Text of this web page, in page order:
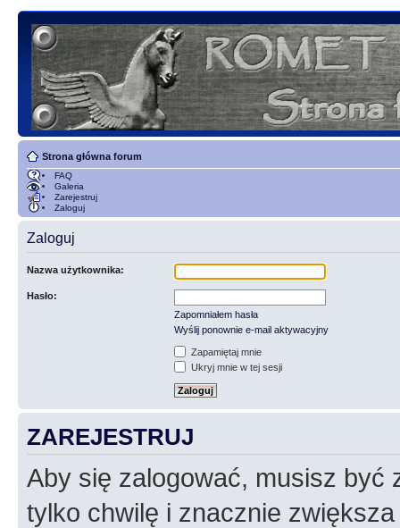
Strona główna forum
FAQ
Galeria
Zarejestruj
Zaloguj
Zaloguj
Nazwa użytkownika:
Hasło:
Zapomniałem hasła
Wyślij ponownie e-mail aktywacyjny
Zapamiętaj mnie
Ukryj mnie w tej sesji
ZAREJESTRUJ
Aby się zalogować, musisz być
tylko chwilę i znacznie